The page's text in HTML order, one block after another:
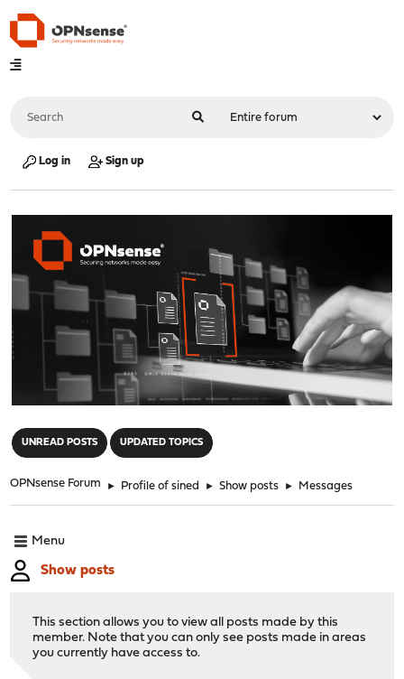
Log in Sign up
UNREAD POSTS UPDATED TOPICS
OPNsense Forum ► Profile of sined ► Show posts ► Messages
Menu
Show posts
This section allows you to view all posts made by this
member. Note that you can only see posts made in areas
you currently have access to.